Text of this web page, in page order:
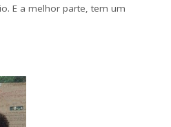
E a melhor parte, tem um